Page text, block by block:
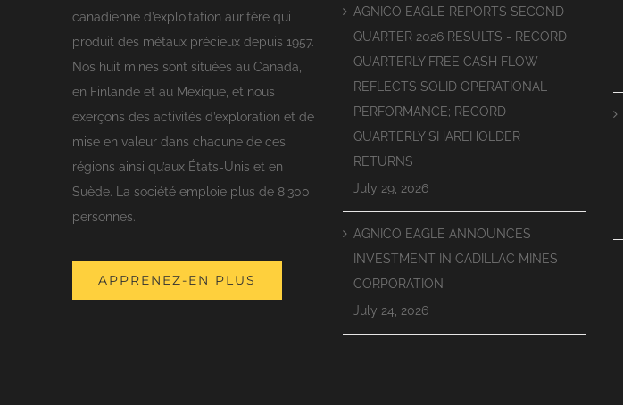
canadienne d’exploitation aurifère qui
produit des métaux précieux depuis 1957.
Nos huit mines sont situées au Canada,
en Finlande et au Mexique, et nous
exerçons des activités d’exploration et de
mise en valeur dans chacune de ces
régions ainsi qu’aux États-Unis et en
Suède. La société emploie plus de 8 300
personnes.
APPRENEZ-EN PLUS
AGNICO EAGLE REPORTS SECOND
QUARTER 2026 RESULTS - RECORD
QUARTERLY FREE CASH FLOW
REFLECTS SOLID OPERATIONAL
PERFORMANCE; RECORD
QUARTERLY SHAREHOLDER
RETURNS
July 29, 2026
AGNICO EAGLE ANNOUNCES
INVESTMENT IN CADILLAC MINES
CORPORATION
July 24, 2026